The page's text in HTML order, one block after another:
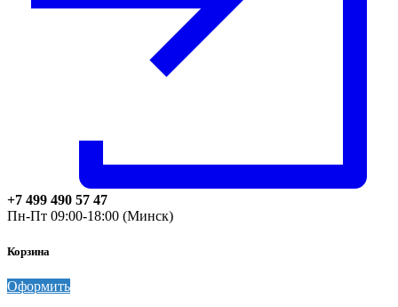
+7 499 490 57 47
Пн-Пт 09:00-18:00 (Минск)
Корзина
Оформить